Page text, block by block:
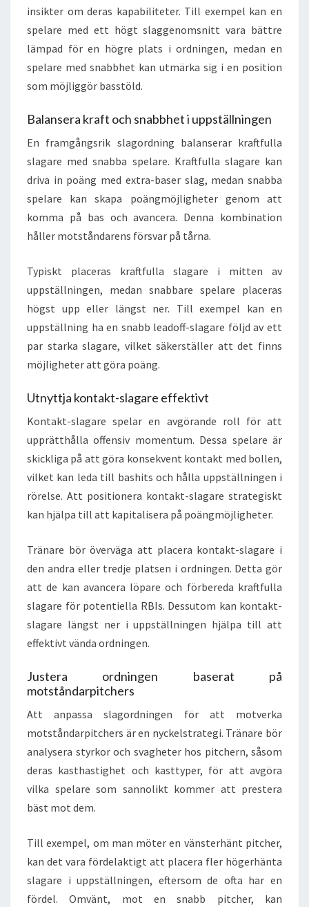
insikter om deras kapabiliteter. Till exempel kan en
spelare med ett högt slaggenomsnitt vara bättre
lämpad för en högre plats i ordningen, medan en
spelare med snabbhet kan utmärka sig i en position
som möjliggör basstöld.
Balansera kraft och snabbhet i uppställningen
En framgångsrik slagordning balanserar kraftfulla
slagare med snabba spelare. Kraftfulla slagare kan
driva in poäng med extra-baser slag, medan snabba
spelare kan skapa poängmöjligheter genom att
komma på bas och avancera. Denna kombination
håller motståndarens försvar på tårna.
Typiskt placeras kraftfulla slagare i mitten av
uppställningen, medan snabbare spelare placeras
högst upp eller längst ner. Till exempel kan en
uppställning ha en snabb leadoff-slagare följd av ett
par starka slagare, vilket säkerställer att det finns
möjligheter att göra poäng.
Utnyttja kontakt-slagare effektivt
Kontakt-slagare spelar en avgörande roll för att
upprätthålla offensiv momentum. Dessa spelare är
skickliga på att göra konsekvent kontakt med bollen,
vilket kan leda till bashits och hålla uppställningen i
rörelse. Att positionera kontakt-slagare strategiskt
kan hjälpa till att kapitalisera på poängmöjligheter.
Tränare bör överväga att placera kontakt-slagare i
den andra eller tredje platsen i ordningen. Detta gör
att de kan avancera löpare och förbereda kraftfulla
slagare för potentiella RBIs. Dessutom kan kontakt-
slagare längst ner i uppställningen hjälpa till att
effektivt vända ordningen.
Justera ordningen baserat på
motståndarpitchers
Att anpassa slagordningen för att motverka
motståndarpitchers är en nyckelstrategi. Tränare bör
analysera styrkor och svagheter hos pitchern, såsom
deras kasthastighet och kasttyper, för att avgöra
vilka spelare som sannolikt kommer att prestera
bäst mot dem.
Till exempel, om man möter en vänsterhänt pitcher,
kan det vara fördelaktigt att placera fler högerhänta
slagare i uppställningen, eftersom de ofta har en
fördel. Omvänt, mot en snabb pitcher, kan